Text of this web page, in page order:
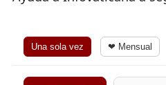
Una sola vez ❤ Mensual